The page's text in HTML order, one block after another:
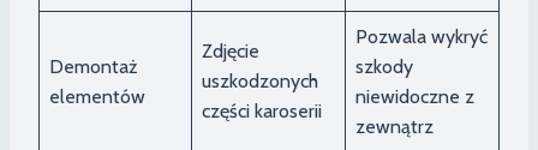
Demontaż
elementów
Zdjęcie
uszkodzonych
części karoserii
Pozwala wykryć
szkody
niewidoczne z
zewnątrz